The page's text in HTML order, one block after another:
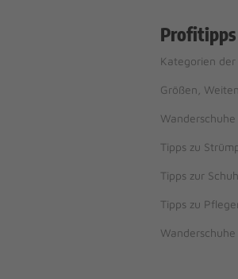
Kategorien
Größen,
Wanderschuhe
Tipps zu
Tipps zur
Tipps zu